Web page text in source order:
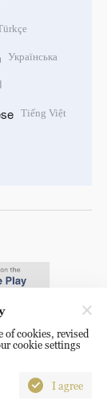
Українська
Tiếng Việt
16A
of cookies, revised
cookie settings
I agree